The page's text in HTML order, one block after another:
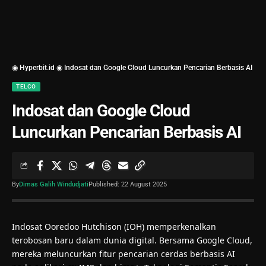
◉ Hyperbit.id ◉ Indosat dan Google Cloud Luncurkan Pencarian Berbasis AI
TELCO
Indosat dan Google Cloud
Luncurkan Pencarian Berbasis AI
ByDimas Galih WindudjatiPublished: 22 August 2025
Indosat Ooredoo Hutchison (IOH) memperkenalkan
terobosan baru dalam dunia digital. Bersama Google Cloud,
mereka meluncurkan fitur pencarian cerdas berbasis AI